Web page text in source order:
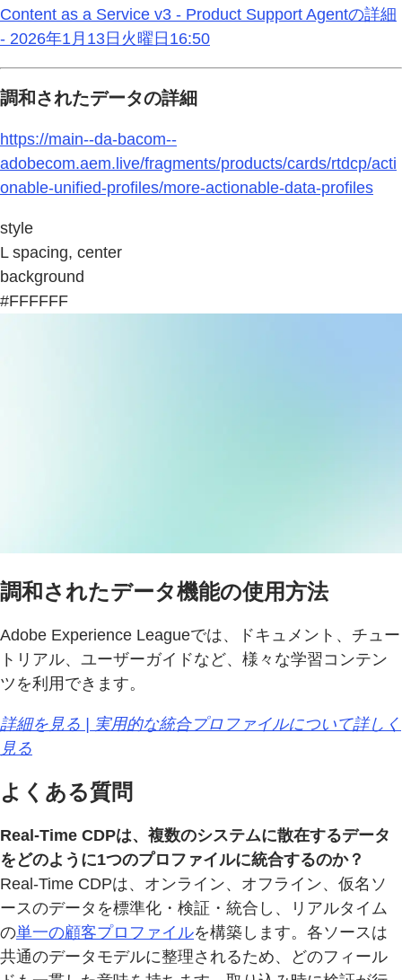
Content as a Service v3 - Product Support Agentの詳細
- 2026年1月13日火曜日16:50
調和されたデータの詳細
https://main--da-bacom--
adobecom.aem.live/fragments/products/cards/rtdcp/acti
onable-unified-profiles/more-actionable-data-profiles
style
L spacing, center
background
#FFFFFF
調和されたデータ機能の使用方法
Adobe Experience Leagueでは、ドキュメント、チュー
トリアル、ユーザーガイドなど、様々な学習コンテン
ツを利用できます。
詳細を見る | 実用的な統合プロファイルについて詳しく
見る
よくある質問
Real-Time CDPは、複数のシステムに散在するデータ
をどのように1つのプロファイルに統合するのか？
Real-Time CDPは、オンライン、オフライン、仮名ソ
ースのデータを標準化・検証・統合し、リアルタイム
の単一の顧客プロファイルを構築します。各ソースは
共通のデータモデルに整理されるため、どのフィール